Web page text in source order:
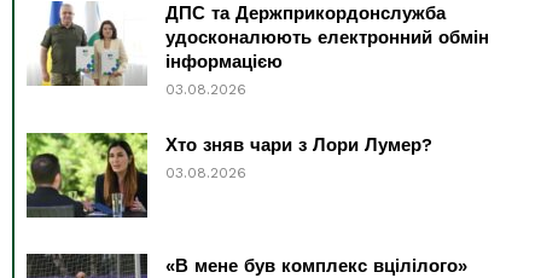
ДПС та Держприкордонслужба
удосконалюють електронний обмін
інформацією
03.08.2026
Хто зняв чари з Лори Лумер?
03.08.2026
«В мене був комплекс вцілілого»